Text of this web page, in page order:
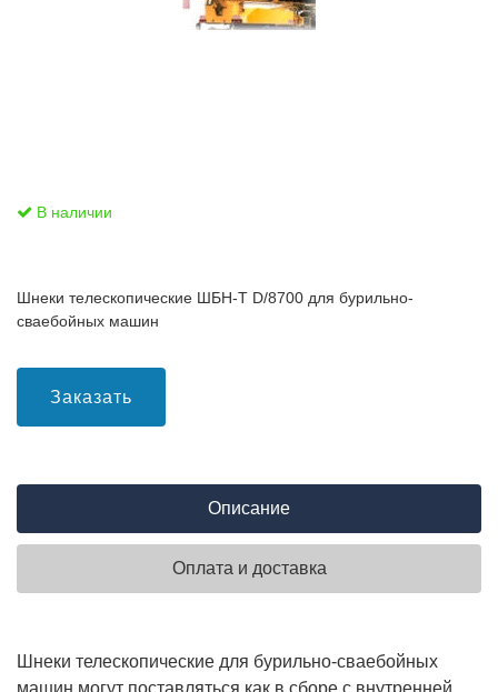
В наличии
Шнеки телескопические ШБН-Т D/8700 для бурильно-
сваебойных машин
Заказать
Описание
Оплата и доставка
Шнеки телескопические для бурильно-сваебойных